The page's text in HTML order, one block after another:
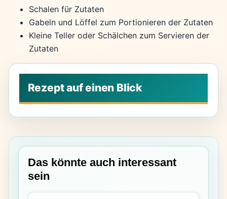
Schalen für Zutaten
Gabeln und Löffel zum Portionieren der Zutaten
Kleine Teller oder Schälchen zum Servieren der
Zutaten
Das könnte auch interessant
sein